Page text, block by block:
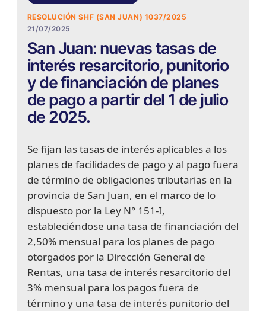
RESOLUCIÓN SHF (SAN JUAN) 1037/2025
21/07/2025
San Juan: nuevas tasas de
interés resarcitorio, punitorio
y de financiación de planes
de pago a partir del 1 de julio
de 2025.
Se fijan las tasas de interés aplicables a los
planes de facilidades de pago y al pago fuera
de término de obligaciones tributarias en la
provincia de San Juan, en el marco de lo
dispuesto por la Ley N° 151-I,
estableciéndose una tasa de financiación del
2,50% mensual para los planes de pago
otorgados por la Dirección General de
Rentas, una tasa de interés resarcitorio del
3% mensual para los pagos fuera de
término y una tasa de interés punitorio del